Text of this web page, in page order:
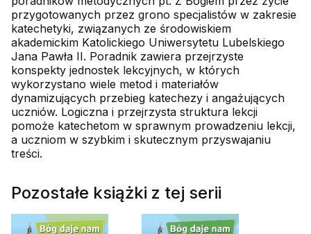
przygotowanych przez grono specjalistów w zakresie
katechetyki, związanych ze środowiskiem
akademickim Katolickiego Uniwersytetu Lubelskiego
Jana Pawła II. Poradnik zawiera przejrzyste
konspekty jednostek lekcyjnych, w których
wykorzystano wiele metod i materiałów
dynamizujących przebieg katechezy i angażujących
uczniów. Logiczna i przejrzysta struktura lekcji
pomoże katechetom w sprawnym prowadzeniu lekcji,
a uczniom w szybkim i skutecznym przyswajaniu
treści.
Pozostałe książki z tej serii